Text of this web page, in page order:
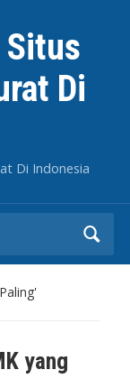
Di
Di Indonesia
yang